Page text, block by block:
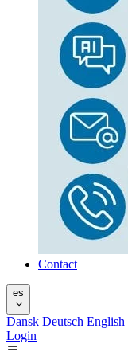
Contact
es
Dansk Deutsch English
Login